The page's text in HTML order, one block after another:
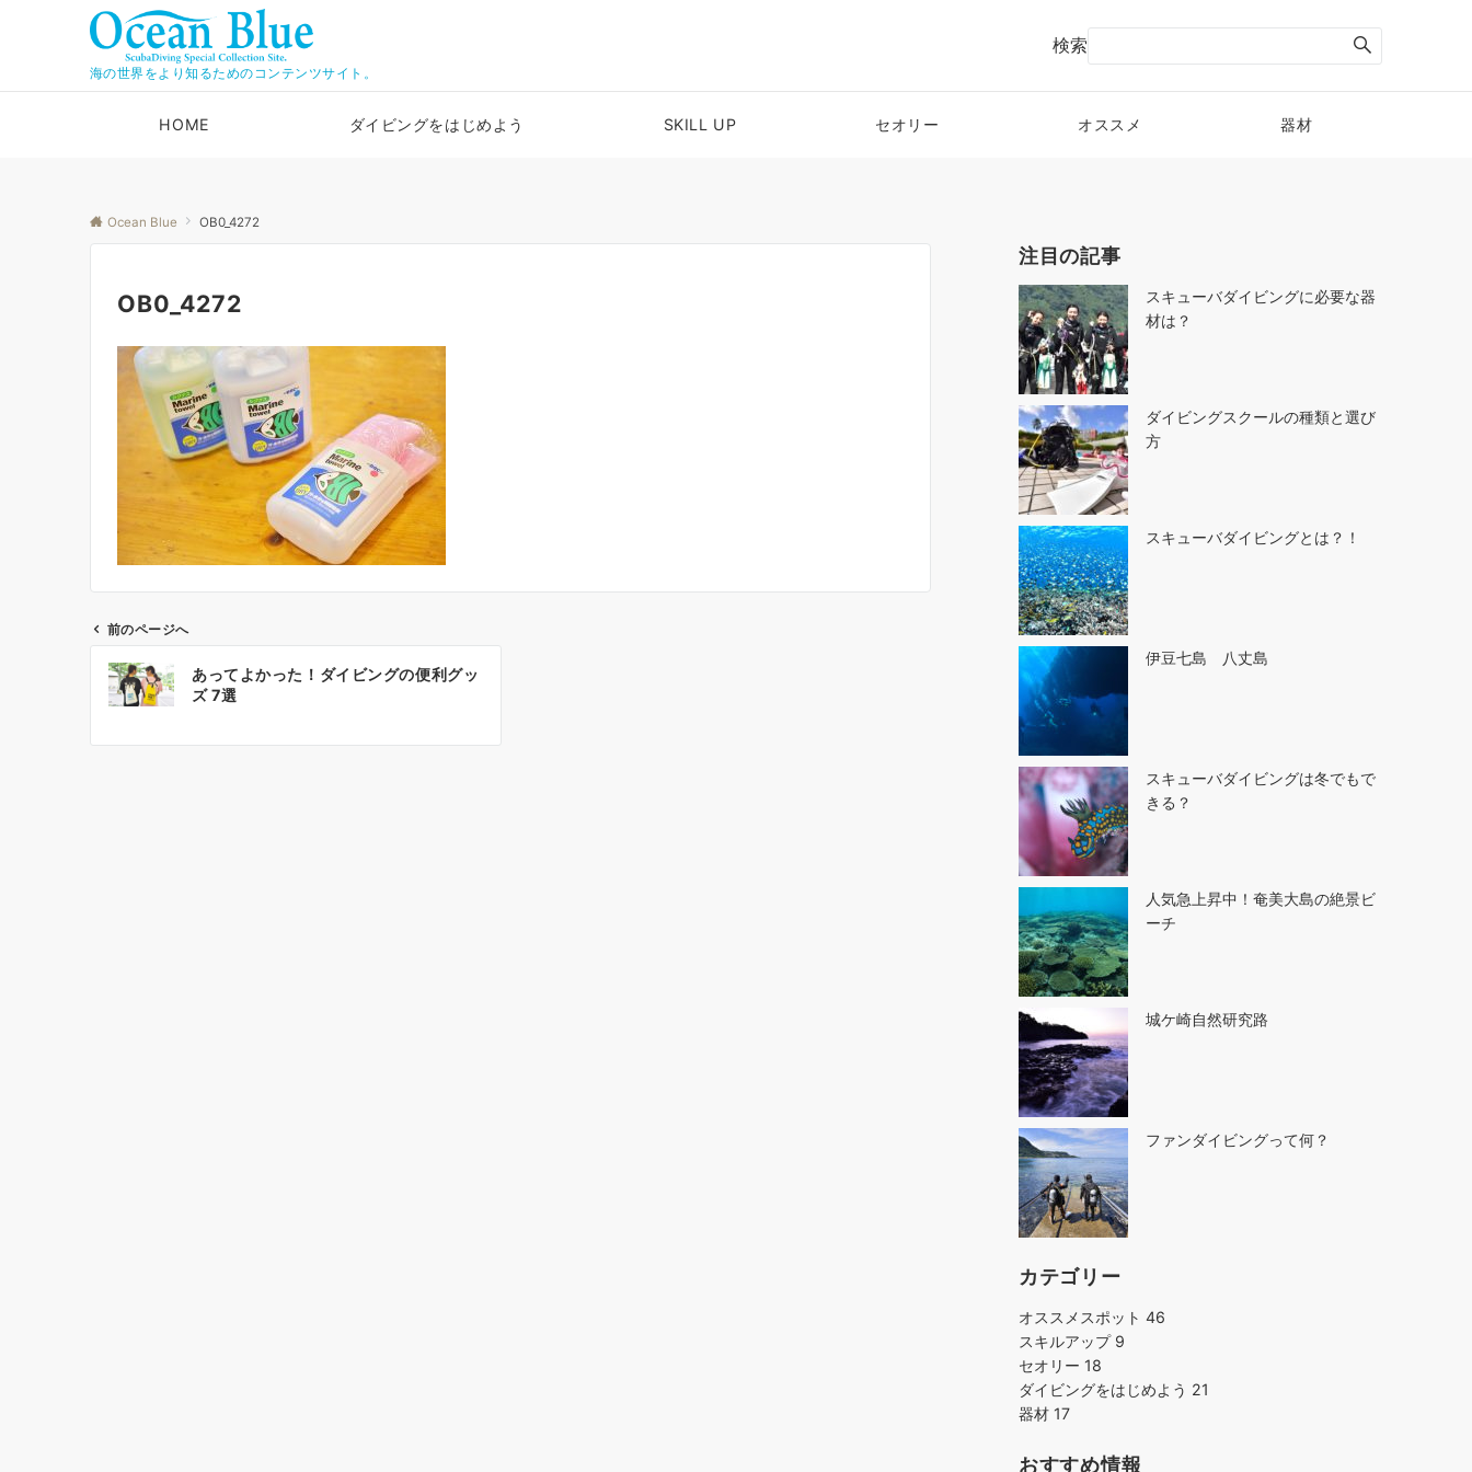
海の世界をより知るためのコンテンツサイト。
検索
HOME ダイビングをはじめよう SKILL UP セオリー オススメ 器材
Ocean Blue OB0_4272
OB0_4272
ビ
前のページへ
あってよかった！ダイビングの便利グッ
ズ 7選
注目の記事
スキューバダイビングに必要な器
材は？
ダイビングスクールの種類と選び
方
スキューバダイビングとは？！
伊豆七島 八丈島
スキューバダイビングは冬でもで
きる？
人気急上昇中！奄美大島の絶景ビ
ーチ
城ケ崎自然研究路
ファンダイビングって何？
カテゴリー
オススメスポット 46
スキルアップ 9
セオリー 18
ダイビングをはじめよう 21
器材 17
おすすめ情報